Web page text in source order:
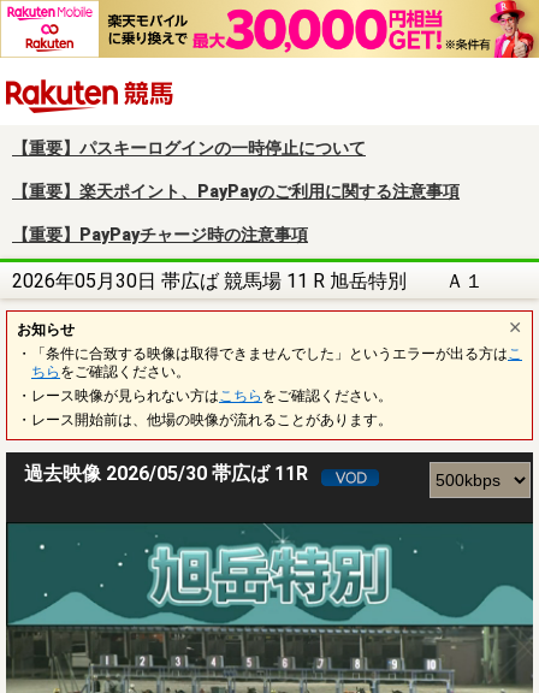
【重要】パスキーログインの一時停止について
【重要】楽天ポイント、PayPayのご利用に関する注意事項
【重要】PayPayチャージ時の注意事項
2026年05月30日 帯広ば 競馬場 11 R 旭岳特別 Ａ１
お知らせ
・「条件に合致する映像は取得できませんでした」というエラーが出る方は こ
ちら をご確認ください。
・レース映像が見られない方は こちら をご確認ください。
・レース開始前は、他場の映像が流れることがあります。
過去映像 2026/05/30 帯広ば 11R